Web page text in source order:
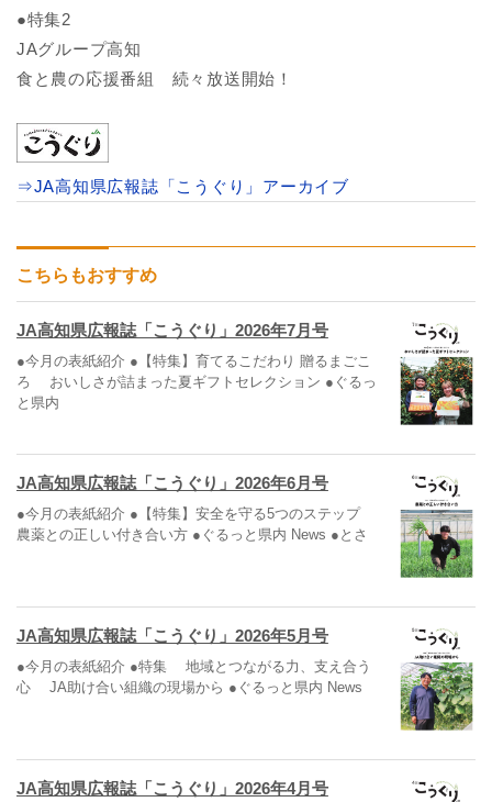
●特集2
JAグループ高知
食と農の応援番組 続々放送開始！
⇒JA高知県広報誌「こうぐり」アーカイブ
こちらもおすすめ
JA高知県広報誌「こうぐり」2026年7月号
●今月の表紙紹介 ●【特集】育てるこだわり 贈るまごこ
ろ おいしさが詰まった夏ギフトセレクション ●ぐるっ
と県内
JA高知県広報誌「こうぐり」2026年6月号
●今月の表紙紹介 ●【特集】安全を守る5つのステップ
農薬との正しい付き合い方 ●ぐるっと県内 News ●とさ
JA高知県広報誌「こうぐり」2026年5月号
●今月の表紙紹介 ●特集 地域とつながる力、支え合う
心 JA助け合い組織の現場から ●ぐるっと県内 News
JA高知県広報誌「こうぐり」2026年4月号